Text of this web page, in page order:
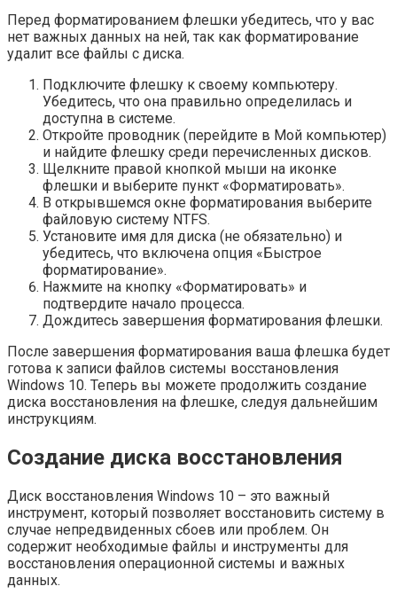
Перед форматированием флешки убедитесь, что у вас
нет важных данных на ней, так как форматирование
удалит все файлы с диска.
Подключите флешку к своему компьютеру.
Убедитесь, что она правильно определилась и
доступна в системе.
Откройте проводник (перейдите в Мой компьютер)
и найдите флешку среди перечисленных дисков.
Щелкните правой кнопкой мыши на иконке
флешки и выберите пункт «Форматировать».
В открывшемся окне форматирования выберите
файловую систему NTFS.
Установите имя для диска (не обязательно) и
убедитесь, что включена опция «Быстрое
форматирование».
Нажмите на кнопку «Форматировать» и
подтвердите начало процесса.
Дождитесь завершения форматирования флешки.
После завершения форматирования ваша флешка будет
готова к записи файлов системы восстановления
Windows 10. Теперь вы можете продолжить создание
диска восстановления на флешке, следуя дальнейшим
инструкциям.
Создание диска восстановления
Диск восстановления Windows 10 – это важный
инструмент, который позволяет восстановить систему в
случае непредвиденных сбоев или проблем. Он
содержит необходимые файлы и инструменты для
восстановления операционной системы и важных
данных.